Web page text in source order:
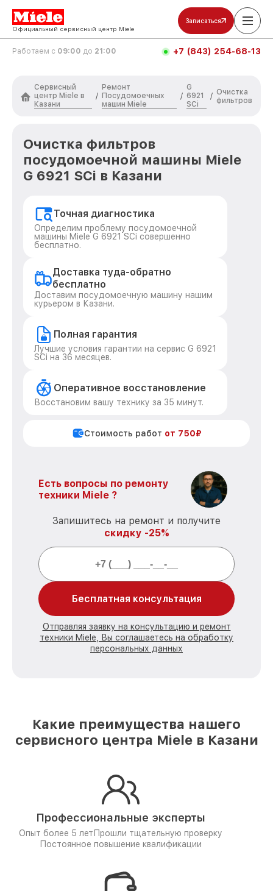
Официальный сервисный центр Miele
Записаться
Работаем с 09:00 до 21:00 +7 (843) 254-68-13
Сервисный
центр Miele в
Казани
/
Ремонт
Посудомоечных
машин Miele
/
G
6921
SCi
/ Очистка
фильтров
Очистка фильтров
посудомоечной машины Miele
G 6921 SCi в Казани
Точная диагностика
Определим проблему посудомоечной
машины Miele G 6921 SCi совершенно
бесплатно.
Доставка туда-обратно
бесплатно
Доставим посудомоечную машину нашим
курьером в Казани.
Полная гарантия
Лучшие условия гарантии на сервис G 6921
SCi на 36 месяцев.
Оперативное восстановление
Восстановим вашу технику за 35 минут.
Стоимость работ от 750₽
Есть вопросы по ремонту
техники Miele ?
Запишитесь на ремонт и получите
скидку -25%
Бесплатная консультация
Отправляя заявку на консультацию и ремонт
техники Miele, Вы соглашаетесь на обработку
персональных данных
Какие преимущества нашего
сервисного центра Miele в Казани
Профессиональные эксперты
Опыт более 5 лет Прошли тщательную проверку
Постоянное повышение квалификации